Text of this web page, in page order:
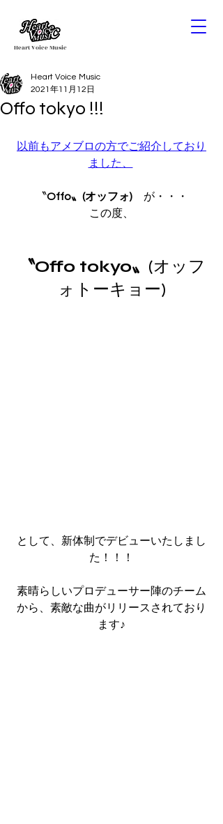
Heart Voice Music
Offo tokyo !!!
Heart Voice Music
2021年11月12日
以前もアメブロの方でご紹介しており
ました、
〝Offo〟(オッフォ) が・・・
この度、
〝Offo tokyo〟 (オッフ
ォトーキョー)
として、新体制でデビューいたしまし
た！！！
素晴らしいプロデューサー陣のチーム
から、素敵な曲がリリースされており
ます♪